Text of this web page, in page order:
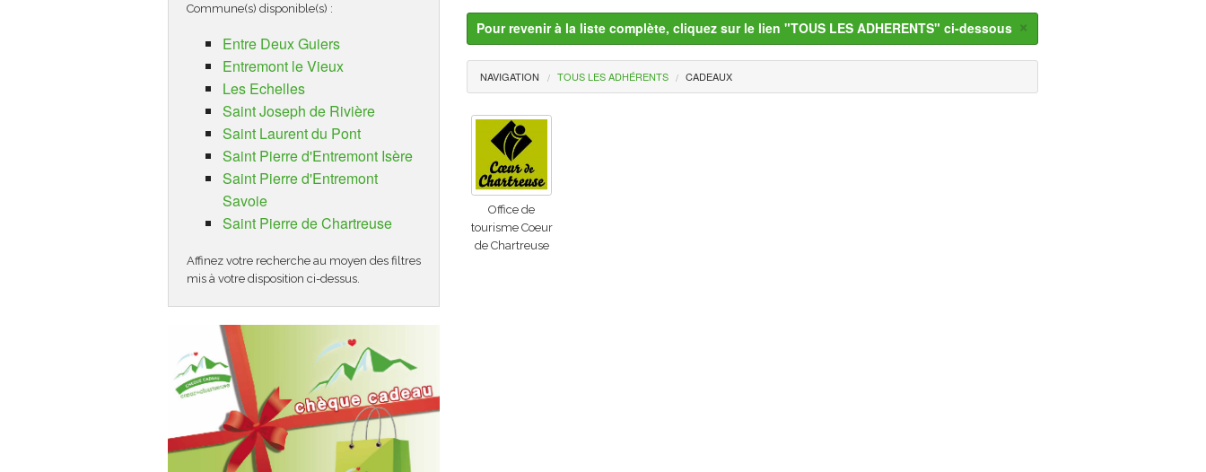
Commune(s) disponible(s) :
Entre Deux Guiers
Entremont le Vieux
Les Echelles
Saint Joseph de Rivière
Saint Laurent du Pont
Saint Pierre d'Entremont Isère
Saint Pierre d'Entremont
Savoie
Saint Pierre de Chartreuse
Affinez votre recherche au moyen des filtres
mis à votre disposition ci-dessus.
Pour revenir à la liste complète, cliquez sur le lien "TOUS LES ADHERENTS" ci-dessous ×
NAVIGATION TOUS LES ADHÉRENTS CADEAUX
Office de
tourisme Coeur
de Chartreuse